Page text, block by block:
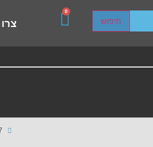
חיפוש
page. Touch device users,
0